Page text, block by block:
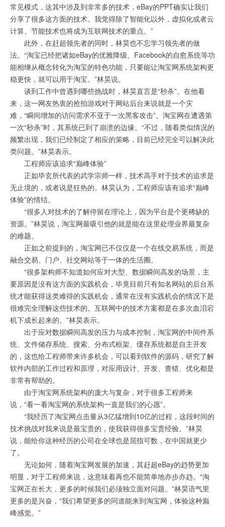
常见模式，这其中涉及到非常多的技术，eBay的PPT确实让我们
分享了很多这方面的技术。我觉得除了智能化以外，虚拟化或者云
计算、节能技术也将成为互联网技术的重点。”
此外，在赶超领先者的同时，林昊也不忘学习领先者的做
法。“淘宝已经把诸如eBay的优雅降级、Facebook的自愈系统等功
能相继从概念转化为淘宝的特色功能，只要能让淘宝网系统架构更
稳更快，就可以用于淘宝。”林昊说。
谈到工作中曾遇到哪些挑战时，林昊直言是“秒杀”。在他看
来，这一网友热衷的抢拍游戏对于网站后台来说就是一个灾
难，“瞬间增加的访问需求不亚于一次黑客攻击”。淘宝网在遭遇第
一次“秒杀”时，其系统已到了崩溃的边缘。“不过，随着类似情况的
频繁出现，我们已经制定了相应的策略，目前已经完全可以解决此
类问题。”林昊表示。
工程师应该追求“巅峰体验”
正如毕玄所代表的武学宗师一样，技术高手对于技术的追求是
无止境的，或者说是狂热的。林昊认为，工程师应该有追求“巅峰
体验”的情结。
“很多人对技术的了解停留在理论上，因为平台是个更稀缺的
资源。”林昊说，淘宝网最吸引他的就是能在这里处理业界最复杂
的难题。
正如之前提到的，淘宝网已不仅仅是一个在线交易系统，而是
融合交易、门户、社交网站等于一体的生活圈。
“很多架构师不知道如何应对大型、数据瞬间高发的场景，主
要原因是没有这方面的实践机会，毕竟目前只有知名网站的后台系
统才能获得这类难得的实践机会，通常在没有实践机会的情况下是
很难完全理解这些技术的。互联网中的技术方案都是在多次血泪宕
机下成长起来的。”林昊表示。
出于应对数据瞬间高发的压力与成本控制，淘宝网的中间件系
统、文件储存系统、搜索、分布式框架、缓存系统都是自主开发
的，这也给工程师带来许多机会，可以看到软件的源码，研究了解
软件内部的工作过程和原理，对应用设计、开发、查错、优化都是
非常有帮助的。
由于淘宝网系统架构的庞大与复杂，对于很多工程师来
说，“看一看淘宝网的系统架构一直是我们的心愿”。
“我经历了淘宝网点击量从3亿猛增到10亿的过程，这段时间的
技术挑战对我来说是最宝贵的，使我获得很多宝贵经验。”林昊
说，能给你这种经历的公司在全球也是屈指可数，在中国就更少
了。
无论如何，随着淘宝网发展的加速，其赶超eBay的趋势更加
明显，对于工程师来说，这意味着再也不能简单地亦步亦趋。“淘
宝网正在长大，更多的时候我们必须独立面对问题。”林昊语气里
更多的是兴奋，“我们希望更多的同道能来到淘宝网，体验这种巅
峰感觉。”